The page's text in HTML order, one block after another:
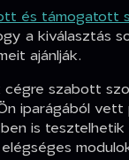
és támogatott
a kiválasztás
ajánlják.
cégre szabott
iparágából
is